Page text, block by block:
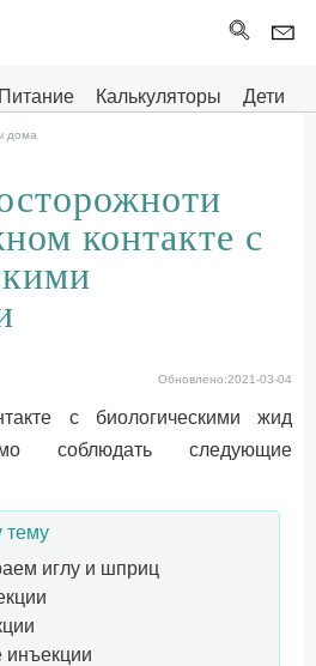
Питание Калькуляторы
Дети
на отлично
дома
контакте с
Обновлено:2021-03-04
с биологическими жид
соблюдать следующие
тему
иглу и шприц